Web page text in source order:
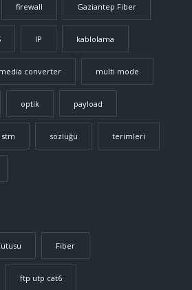
firewall Gaziantep Fiber
IP kablolama
media converter multi mode
optik payload
stm sözlüğü terimleri
Fiber
ftp utp cat6